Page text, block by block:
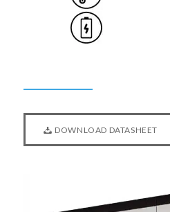
DOWNLOAD DATASHEET